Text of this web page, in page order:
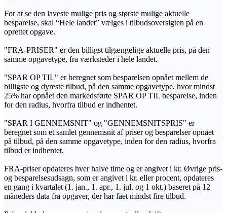
For at se den laveste mulige pris og største mulige aktuelle
besparelse, skal “Hele landet” vælges i tilbudsoversigten på en
oprettet opgave.
"FRA-PRISER" er den billigst tilgængelige aktuelle pris, på den
samme opgavetype, fra værksteder i hele landet.
"SPAR OP TIL" er beregnet som besparelsen opnået mellem de
billigste og dyreste tilbud, på den samme opgavetype, hvor mindst
25% har opnået den markedsførte SPAR OP TIL besparelse, inden
for den radius, hvorfra tilbud er indhentet.
"SPAR I GENNEMSNIT" og "GENNEMSNITSPRIS" er
beregnet som et samlet gennemsnit af priser og besparelser opnået
på tilbud, på den samme opgavetype, inden for den radius, hvorfra
tilbud er indhentet.
FRA-priser opdateres hver halve time og er angivet i kr. Øvrige pris-
og besparelsesudsagn, som er angivet i kr. eller procent, opdateres
en gang i kvartalet (1. jan., 1. apr., 1. jul. og 1 okt.) baseret på 12
måneders data fra opgaver, der har fået mindst fire tilbud.